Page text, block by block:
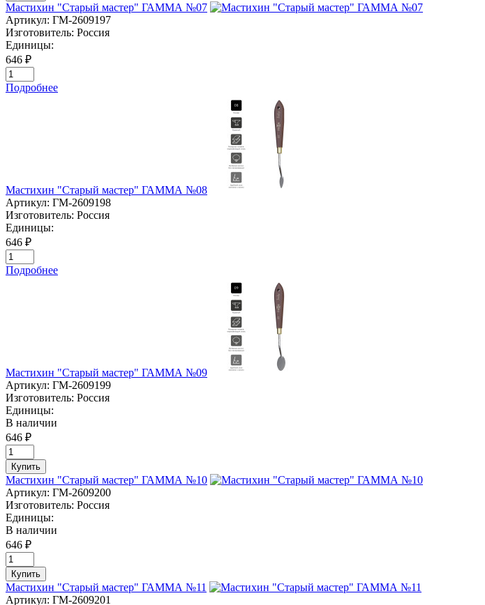
Мастихин "Старый мастер" ГАММА №07
Артикул: ГМ-2609197
Изготовитель: Россия
Единицы:
646 ₽
Подробнее
Мастихин "Старый мастер" ГАММА №08
Артикул: ГМ-2609198
Изготовитель: Россия
Единицы:
646 ₽
Подробнее
Мастихин "Старый мастер" ГАММА №09
Артикул: ГМ-2609199
Изготовитель: Россия
Единицы:
В наличии
646 ₽
Купить
Мастихин "Старый мастер" ГАММА №10
Артикул: ГМ-2609200
Изготовитель: Россия
Единицы:
В наличии
646 ₽
Купить
Мастихин "Старый мастер" ГАММА №11
Артикул: ГМ-2609201